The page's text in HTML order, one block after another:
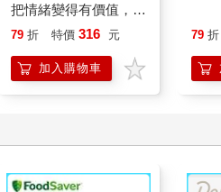
把情緒變得有價值，跟
誰都能自在相處
79 折 特價 316 元
加入購物車
79 折